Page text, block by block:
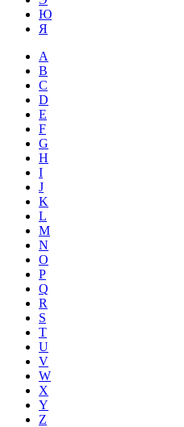
Ю
Я
A
B
C
D
E
F
G
H
I
J
K
L
M
N
O
P
Q
R
S
T
U
V
W
X
Y
Z